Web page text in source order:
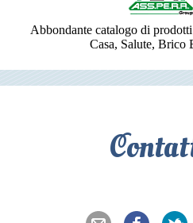
Abbondante catalogo di
Casa, Salute, Brico